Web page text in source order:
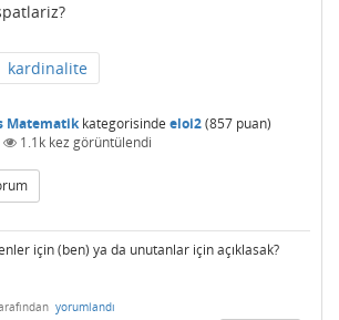
kardinalite
Matematikkategorisinde eloi2(857 puan)
1.1k kez görüntülendi
için (ben) ya da unutanlar için açıklasak?
yorumlandı